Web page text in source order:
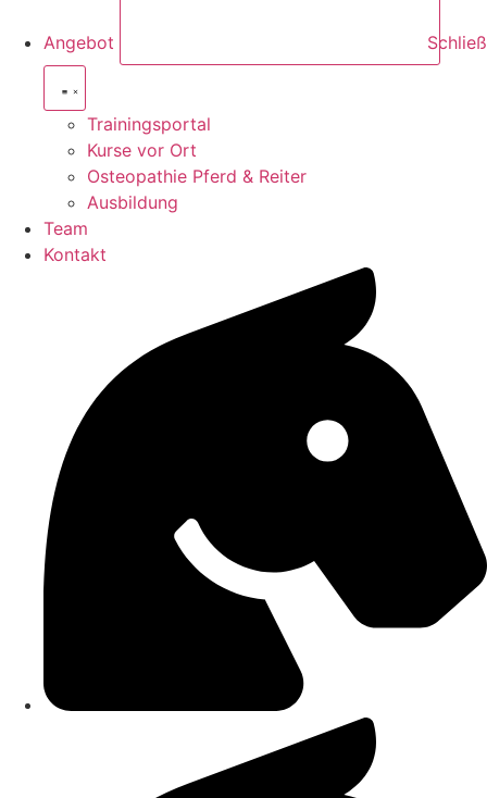
Angebot
Trainingsportal
Kurse vor Ort
Osteopathie Pferd & Reiter
Ausbildung
Team
Kontakt